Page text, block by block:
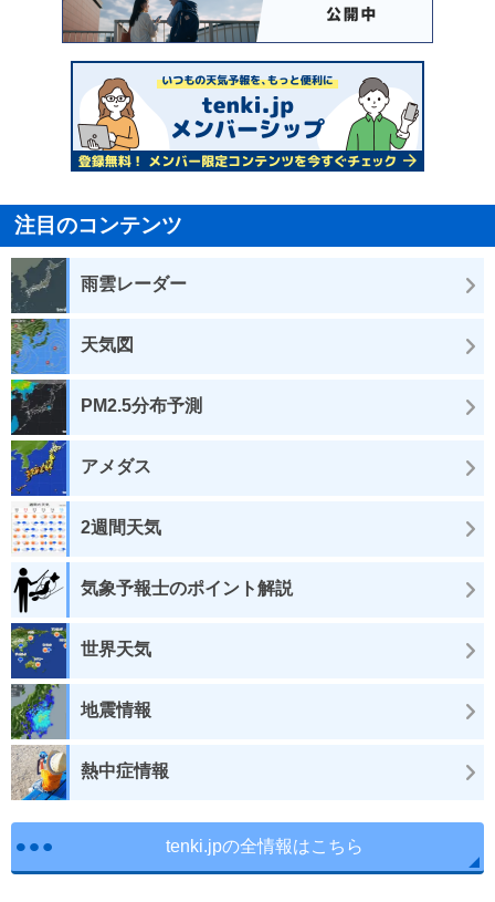
注目のコンテンツ
雨雲レーダー
天気図
PM2.5分布予測
アメダス
2週間天気
気象予報士のポイント解説
世界天気
地震情報
熱中症情報
tenki.jpの全情報はこちら